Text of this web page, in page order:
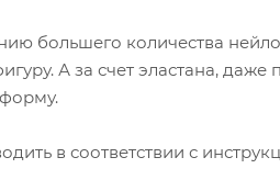
большего количества
А за счет эластана, даже
в соответствии с